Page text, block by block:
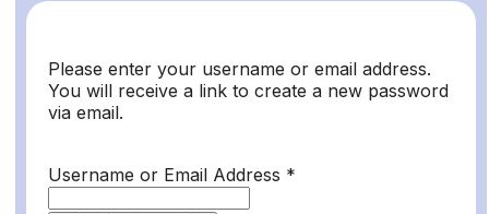
Please enter your username or email address.
You will receive a link to create a new password
via email.
Username or Email Address *